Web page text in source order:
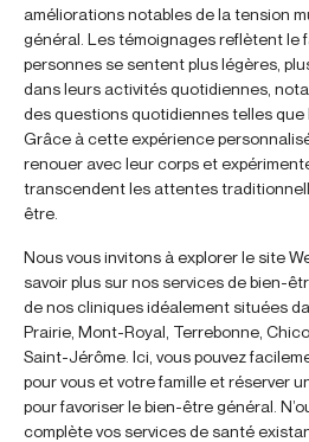
améliorations notables de la tension
général. Les témoignages reflètent le
personnes se sentent plus légères,
dans leurs activités quotidiennes,
des questions quotidiennes telles que
Grâce à cette expérience
renouer avec leur corps et
transcendent les attentes
être.
Nous vous invitons à explorer le site
savoir plus sur nos services de bien-
de nos cliniques idéalement situées
Prairie, Mont-Royal, Terrebonne,
Saint-Jérôme. Ici, vous pouvez
pour vous et votre famille et réserver
pour favoriser le bien-être général.
complète vos services de santé